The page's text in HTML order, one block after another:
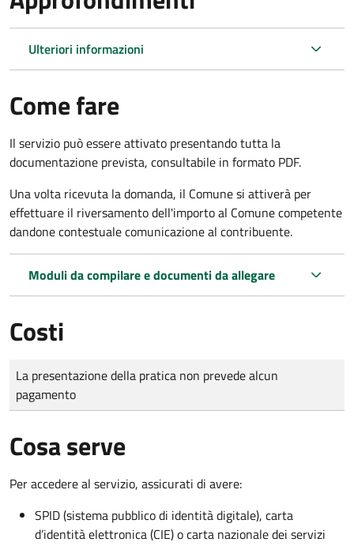
Ulteriori informazioni
Come fare
Il servizio può essere attivato presentando tutta la
documentazione prevista, consultabile in formato PDF.
Una volta ricevuta la domanda, il Comune si attiverà per
effettuare il riversamento dell'importo al Comune competente
dandone contestuale comunicazione al contribuente.
Moduli da compilare e documenti da allegare
Costi
Tipo di pagamento
Importo
La presentazione della pratica non prevede alcun
pagamento
Cosa serve
Per accedere al servizio, assicurati di avere:
SPID (sistema pubblico di identità digitale), carta
d’identità elettronica (CIE) o carta nazionale dei servizi